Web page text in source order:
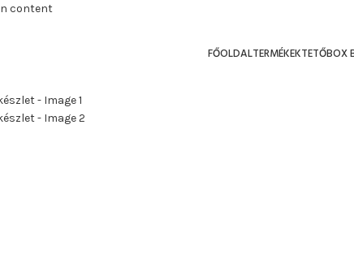
content
FŐOLDALTERMÉKEKTETŐBOX